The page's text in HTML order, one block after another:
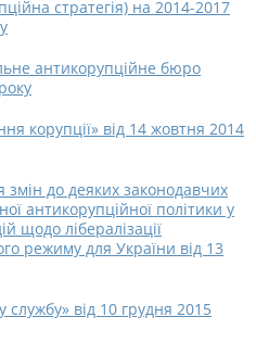
стратегія) на 2014-2017
антикорупційне бюро
корупції» від 14 жовтня 2014
до деяких законодавчих
антикорупційної політики у
щодо лібералізації
режиму для України від 13
від 10 грудня 2015